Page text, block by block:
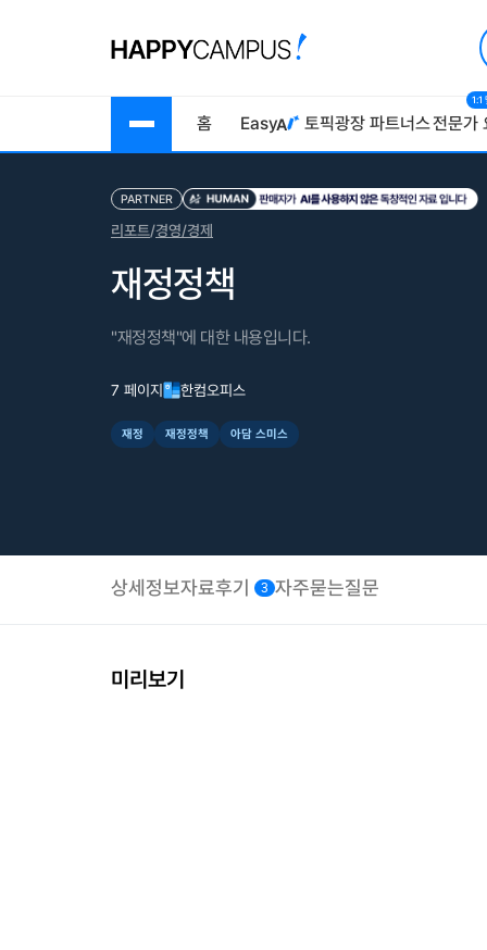
홈 Easy 토픽광장 파트너스전문가
1:1
PARTNER
리포트/경영/경제
재정정책
"재정정책"에 대한 내용입니다.
7 페이지 한컴오피스
재정 재정정책 아담 스미스
상세정보자료후기 3 자주묻는질문
미리보기